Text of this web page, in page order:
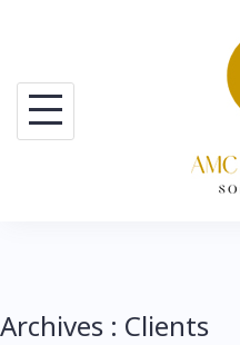
content
Archives : Clients